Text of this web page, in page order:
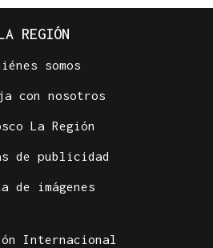
REGIÓN
somos
con nosotros
La Región
de publicidad
de imágenes
Internacional